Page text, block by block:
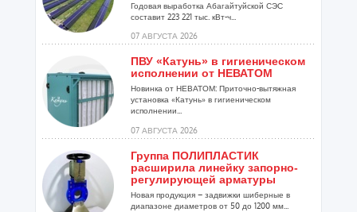
Годовая выработка Абагайтуйской СЭС
составит 223 221 тыс. кВт-ч...
07 АВГУСТА 2026
ПВУ «Катунь» в гигиеническом
исполнении от НЕВАТОМ
Новинка от НЕВАТОМ: Приточно-вытяжная
установка «Катунь» в гигиеническом
исполнении...
07 АВГУСТА 2026
Группа ПОЛИПЛАСТИК
расширила линейку запорно-
регулирующей арматуры
Новая продукция – задвижки шиберные в
диапазоне диаметров от 50 до 1200 мм...